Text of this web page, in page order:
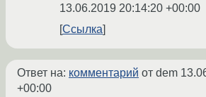
13.06.2019 20:14:20 +00:00
Ссылка
Ответ на: комментарий от dem
+00:00